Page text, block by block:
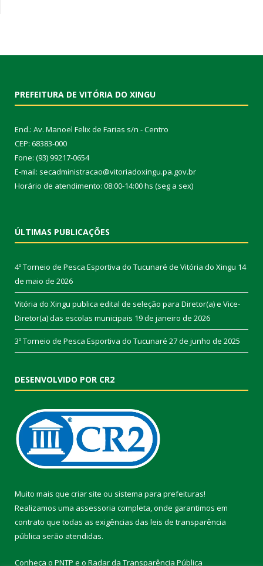
PREFEITURA DE VITÓRIA DO XINGU
End.: Av. Manoel Felix de Farias s/n - Centro
CEP: 68383-000
Fone: (93) 99217-0654
E-mail: secadministracao@vitoriadoxingu.pa.gov.br
Horário de atendimento: 08:00-14:00 hs (seg a sex)
ÚLTIMAS PUBLICAÇÕES
4º Torneio de Pesca Esportiva do Tucunaré de Vitória do Xingu 14
de maio de 2026
Vitória do Xingu publica edital de seleção para Diretor(a) e Vice-
Diretor(a) das escolas municipais 19 de janeiro de 2026
3º Torneio de Pesca Esportiva do Tucunaré 27 de junho de 2025
DESENVOLVIDO POR CR2
Muito mais que criar site ou sistema para prefeituras!
Realizamos uma assessoria completa, onde garantimos em
contrato que todas as exigências das leis de transparência
pública serão atendidas.
Conheça o PNTP e o Radar da Transparência Pública